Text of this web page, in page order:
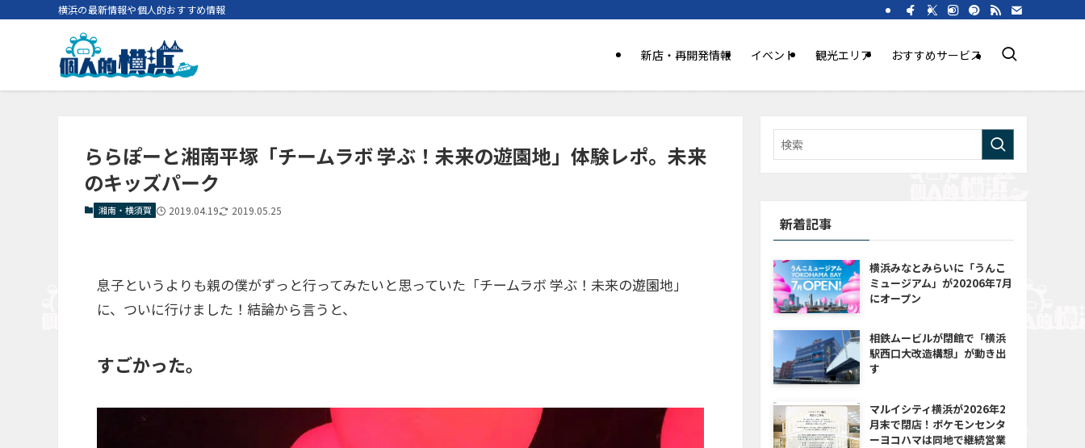
横浜の最新情報や個人的おすすめ情報
新店・再開発情報 イベント 観光エリア おすすめサービス
ららぽーと湘南平塚「チームラボ 学ぶ！未来の遊園地」体験レポ。未来
のキッズパーク
湘南・横須賀 2019.04.19 2019.05.25
息子というよりも親の僕がずっと行ってみたいと思っていた「チームラボ 学ぶ！未来の遊園地」
に、ついに行けました！結論から言うと、
すごかった。
新着記事
横浜みなとみらいに「うんこ
ミュージアム」が20206年7月
にオープン
相鉄ムービルが閉館で「横浜
駅西口大改造構想」が動き出
す
マルイシティ横浜が2026年2
月末で閉店！ポケモンセンタ
ーヨコハマは同地で継続営業